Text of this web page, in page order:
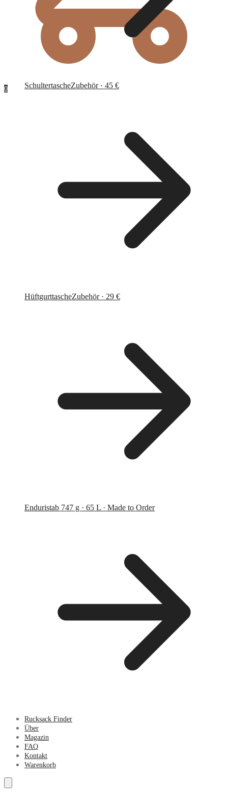
0 SchultertascheZubehör · 45 €
HüftgurttascheZubehör · 29 €
Enduristab 747 g · 65 L · Made to Order
Rucksack Finder
Über
Magazin
FAQ
Kontakt
Warenkorb